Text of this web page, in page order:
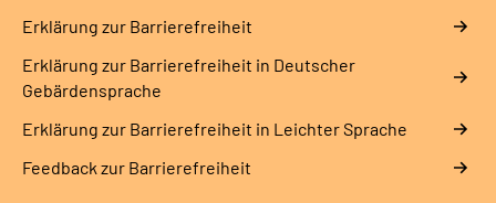
Erklärung zur Barrierefreiheit
Erklärung zur Barrierefreiheit in Deutscher
Gebärdensprache
Erklärung zur Barrierefreiheit in Leichter Sprache
Feedback zur Barrierefreiheit